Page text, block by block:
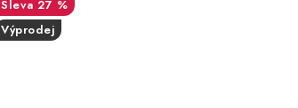
27 %
Výprodej